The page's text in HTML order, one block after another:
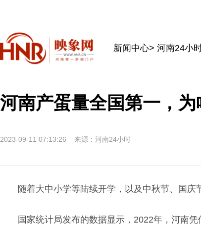
新闻中心> 河南24小
河南产蛋量全国第一，
2023-09-11 07:13:26 来源：河南24小时
随着大中小学等陆续开学，以及中秋节、国庆
国家统计局发布的数据显示，2022年，河南